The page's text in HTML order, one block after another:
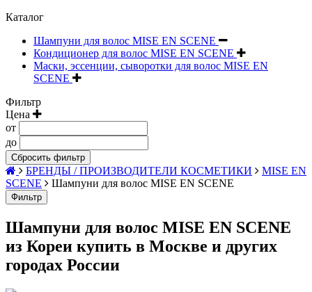
Каталог
Шампуни для волос MISE EN SCENE
Кондиционер для волос MISE EN SCENE
Маски, эссенции, сыворотки для волос MISE EN
SCENE
Фильтр
Цена
от
до
Сбросить фильтр
БРЕНДЫ / ПРОИЗВОДИТЕЛИ КОСМЕТИКИ
MISE EN
SCENE
Шампуни для волос MISE EN SCENE
Фильтр
Шампуни для волос MISE EN SCENE
из Кореи купить в Москве и других
городах России